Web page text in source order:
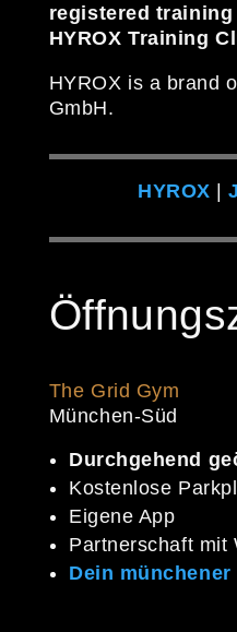
registered
HYROX Training
HYROX is a brand
GmbH.
HYROX |
The Grid Gym
München-Süd
Durchgehend
Kostenlose
Eigene App
Partnerschaft mit
Dein